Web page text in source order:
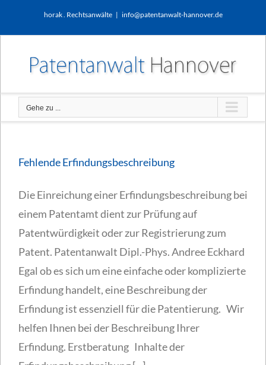
horak . Rechtsanwälte | info@patentanwalt-hannover.de
Gehe zu ...
Fehlende Erfindungsbeschreibung
Die Einreichung einer Erfindungsbeschreibung bei
einem Patentamt dient zur Prüfung auf
Patentwürdigkeit oder zur Registrierung zum
Patent. Patentanwalt Dipl.-Phys. Andree Eckhard
Egal ob es sich um eine einfache oder komplizierte
Erfindung handelt, eine Beschreibung der
Erfindung ist essenziell für die Patentierung. Wir
helfen Ihnen bei der Beschreibung Ihrer
Erfindung. Erstberatung Inhalte der